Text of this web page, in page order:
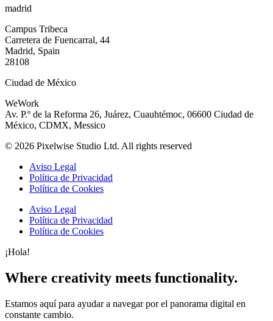
madrid
Campus Tribeca
Carretera de Fuencarral, 44
Madrid, Spain
28108
Ciudad de México
WeWork
Av. P.º de la Reforma 26, Juárez, Cuauhtémoc, 06600 Ciudad de
México, CDMX, Messico
© 2026 Pixelwise Studio Ltd. All rights reserved
Aviso Legal
Política de Privacidad
Política de Cookies
Aviso Legal
Política de Privacidad
Política de Cookies
¡Hola!
Where creativity meets functionality.
Estamos aquí para ayudar a navegar por el panorama digital en
constante cambio.